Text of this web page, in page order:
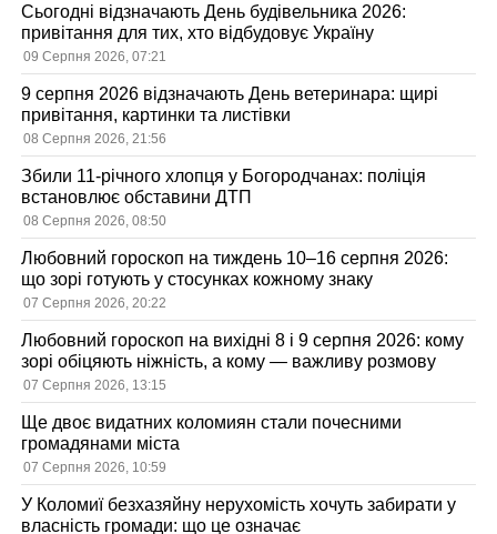
Сьогодні відзначають День будівельника 2026:
привітання для тих, хто відбудовує Україну
09 Серпня 2026, 07:21
9 серпня 2026 відзначають День ветеринара: щирі
привітання, картинки та листівки
08 Серпня 2026, 21:56
Збили 11-річного хлопця у Богородчанах: поліція
встановлює обставини ДТП
08 Серпня 2026, 08:50
Любовний гороскоп на тиждень 10–16 серпня 2026:
що зорі готують у стосунках кожному знаку
07 Серпня 2026, 20:22
Любовний гороскоп на вихідні 8 і 9 серпня 2026: кому
зорі обіцяють ніжність, а кому — важливу розмову
07 Серпня 2026, 13:15
Ще двоє видатних коломиян стали почесними
громадянами міста
07 Серпня 2026, 10:59
У Коломиї безхазяйну нерухомість хочуть забирати у
власність громади: що це означає